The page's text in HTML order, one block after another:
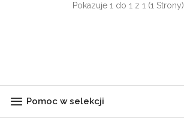
Pokazuje 1 do 1 z 1 (1 Strony)
Pomoc w selekcji